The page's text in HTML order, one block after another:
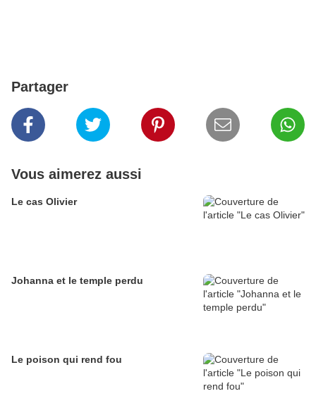
Partager
Vous aimerez aussi
Le cas Olivier
Johanna et le temple perdu
Le poison qui rend fou